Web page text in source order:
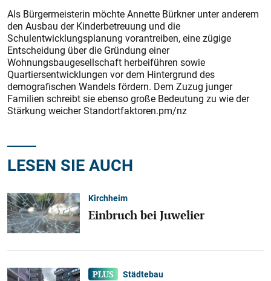
Als Bürgermeisterin möchte Annette Bürkner unter anderem
den Ausbau der Kinderbetreuung und die
Schulentwicklungsplanung vorantreiben, eine zügige
Entscheidung über die Gründung einer
Wohnungsbaugesellschaft herbeiführen sowie
Quartiersentwicklungen vor dem Hintergrund des
demografischen Wandels fördern. Dem Zuzug junger
Familien schreibt sie ebenso große Bedeutung zu wie der
Stärkung weicher Standortfaktoren.pm/nz
LESEN SIE AUCH
Kirchheim
Einbruch bei Juwelier
Städtebau